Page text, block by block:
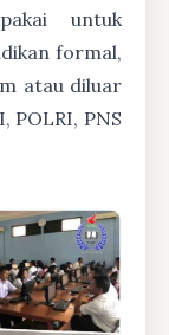
untuk
formal,
atau diluar
POLRI, PNS